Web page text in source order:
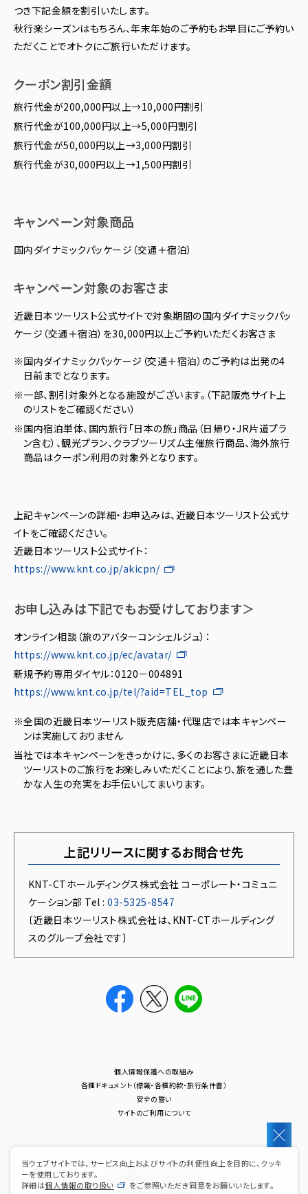
当ウェブサイトでは、サービス向上およびサイトの利便性向上を目的に、クッキ
ーを使用しております。
詳細は個人情報の取り扱い をご参照いただき同意をお願いいたします。
つき下記金額を割引いたします。
秋行楽シーズンはもちろん、年末年始のご予約もお早目にご予約い
ただくことでオトクにご旅行いただけます。
クーポン割引金額
旅行代金が200,000円以上→10,000円割引
旅行代金が100,000円以上→5,000円割引
旅行代金が50,000円以上→3,000円割引
旅行代金が30,000円以上→1,500円割引
キャンペーン対象商品
国内ダイナミックパッケージ（交通＋宿泊）
キャンペーン対象のお客さま
近畿日本ツーリスト公式サイトで対象期間の国内ダイナミックパッ
ケージ（交通＋宿泊）を30,000円以上ご予約いただくお客さま
※国内ダイナミックパッケージ（交通＋宿泊）のご予約は出発の4
日前までとなります。
※一部、割引対象外となる施設がございます。（下記販売サイト上
のリストをご確認ください）
※国内宿泊単体、国内旅行「日本の旅」商品（日帰り・JR片道プラ
ン含む）、観光プラン、クラブツーリズム主催旅行商品、海外旅行
商品はクーポン利用の対象外となります。
上記キャンペーンの詳細・お申込みは、近畿日本ツーリスト公式サ
イトをご確認ください。
近畿日本ツーリスト公式サイト：
https://www.knt.co.jp/akicpn/
お申し込みは下記でもお受けしております＞
オンライン相談（旅のアバターコンシェルジュ）：
https://www.knt.co.jp/ec/avatar/
新規予約専用ダイヤル：0120－004891
https://www.knt.co.jp/tel/?aid=TEL_top
※全国の近畿日本ツーリスト販売店舗・代理店では本キャンペー
ンは実施しておりません
当社では本キャンペーンをきっかけに、多くのお客さまに近畿日本
ツーリストのご旅行をお楽しみいただくことにより、旅を通した豊
かな人生の充実をお手伝いしてまいります。
上記リリースに関するお問合せ先
KNT-CTホールディングス株式会社 コーポレート・コミュニ
ケーション部 Tel :03-5325-8547
〔近畿日本ツーリスト株式会社は、KNT-CTホールディング
スのグループ会社です〕
個人情報保護への取組み
各種ドキュメント（標識・各種約款・旅行条件書）
安全の誓い
サイトのご利用について
ＫＮＴ－ＣＴホールディングス株式会社のグループ企業です